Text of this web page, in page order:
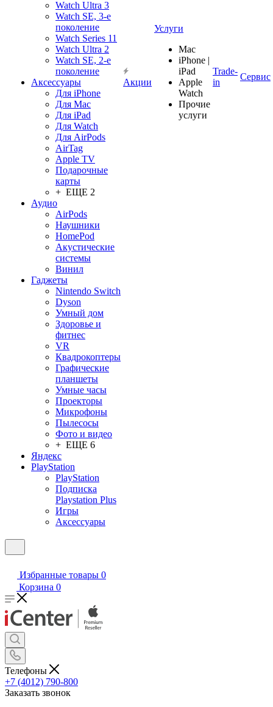
Watch Ultra 3
Watch SE, 3-е
поколение
Watch Series 11
Watch Ultra 2
Watch SE, 2-е
поколение
Аксессуары
Для iPhone
Для Mac
Для iPad
Для Watch
Для AirPods
AirTag
Apple TV
Подарочные
карты
+ ЕЩЕ 2
Аудио
AirPods
Наушники
HomePod
Акустические
системы
Винил
Гаджеты
Nintendo Switch
Dyson
Умный дом
Здоровье и
фитнес
VR
Квадрокоптеры
Графические
планшеты
Умные часы
Проекторы
Микрофоны
Пылесосы
Фото и видео
+ ЕЩЕ 6
Яндекс
PlayStation
PlayStation
Подписка
Playstation Plus
Игры
Аксессуары
Акции
Услуги
Mac
iPhone |
iPad
Apple
Watch
Прочие
услуги
Trade-
in
Сервис
Избранные товары 0
Корзина 0
Телефоны
+7 (4012) 790-800
Заказать звонок